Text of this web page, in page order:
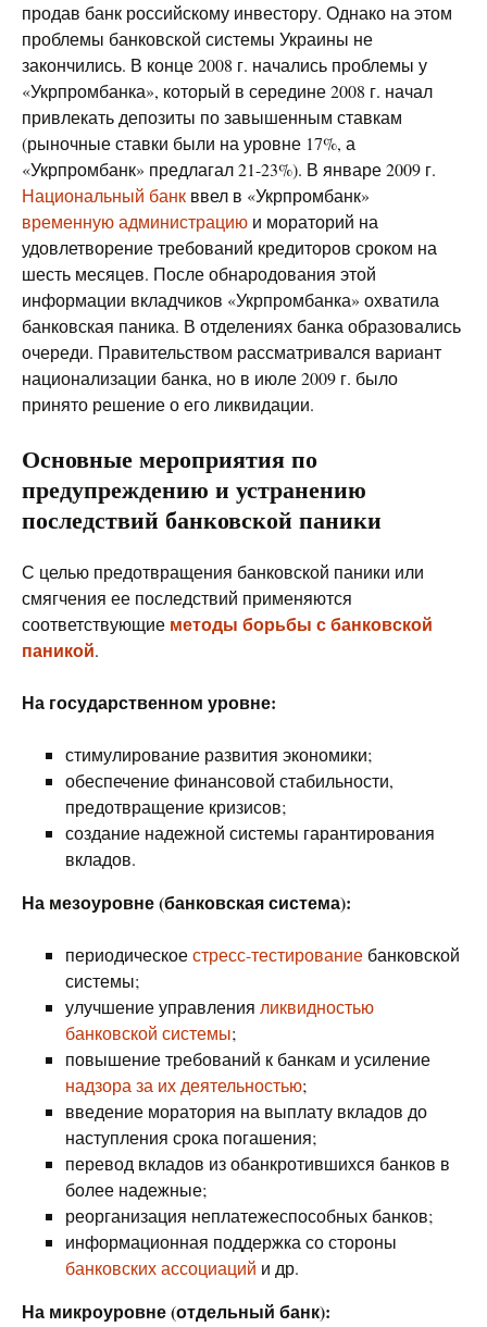
продав банк российскому инвестору. Однако на этом
проблемы банковской системы Украины не
закончились. В конце 2008 г. начались проблемы у
«Укрпромбанка», который в середине 2008 г. начал
привлекать депозиты по завышенным ставкам
(рыночные ставки были на уровне 17%, а
«Укрпромбанк» предлагал 21-23%). В январе 2009 г.
Национальный банк ввел в «Укрпромбанк»
временную администрацию и мораторий на
удовлетворение требований кредиторов сроком на
шесть месяцев. После обнародования этой
информации вкладчиков «Укрпромбанка» охватила
банковская паника. В отделениях банка образовались
очереди. Правительством рассматривался вариант
национализации банка, но в июле 2009 г. было
принято решение о его ликвидации.
Основные мероприятия по
предупреждению и устранению
последствий банковской паники
С целью предотвращения банковской паники или
смягчения ее последствий применяются
соответствующие методы борьбы с банковской
паникой.
На государственном уровне:
стимулирование развития экономики;
обеспечение финансовой стабильности,
предотвращение кризисов;
создание надежной системы гарантирования
вкладов.
На мезоуровне (банковская система):
периодическоестресс-тестирование банковской
системы;
улучшение управления ликвидностью
банковской системы;
повышение требований к банкам и усиление
надзора за их деятельностью;
введение моратория на выплату вкладов до
наступления срока погашения;
перевод вкладов из обанкротившихся банков в
более надежные;
реорганизация неплатежеспособных банков;
информационная поддержка со стороны
банковских ассоциаций и др.
На микроуровне (отдельный банк):